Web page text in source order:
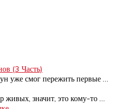
(3 Часть)
уже смог пережить первые
живых, значит, это кому-то